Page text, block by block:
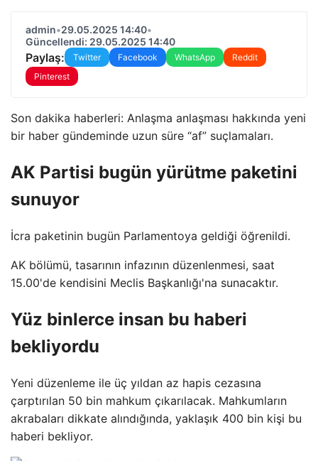
admin•29.05.2025 14:40•
Güncellendi: 29.05.2025 14:40
Paylaş: Twitter Facebook WhatsApp
Reddit
Pinterest
Son dakika haberleri: Anlaşma anlaşması hakkında yeni
bir haber gündeminde uzun süre “af” suçlamaları.
AK Partisi bugün yürütme paketini
sunuyor
İcra paketinin bugün Parlamentoya geldiği öğrenildi.
AK bölümü, tasarının infazının düzenlenmesi, saat
15.00'de kendisini Meclis Başkanlığı'na sunacaktır.
Yüz binlerce insan bu haberi
bekliyordu
Yeni düzenleme ile üç yıldan az hapis cezasına
çarptırılan 50 bin mahkum çıkarılacak. Mahkumların
akrabaları dikkate alındığında, yaklaşık 400 bin kişi bu
haberi bekliyor.